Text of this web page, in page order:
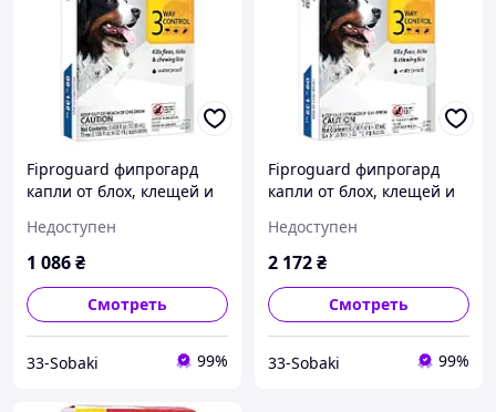
Fiproguard фипрогард
капли от блох, клещей и
4,02 мл 4,02 мл 3 шт./уп.
Недоступен
1 086₴
Смотреть
33-Sobaki 99%
Fiproguard фипрогард
капли от блох, клещей и
4,02 мл
Недоступен
2 172₴
Смотреть
33-Sobaki 99%